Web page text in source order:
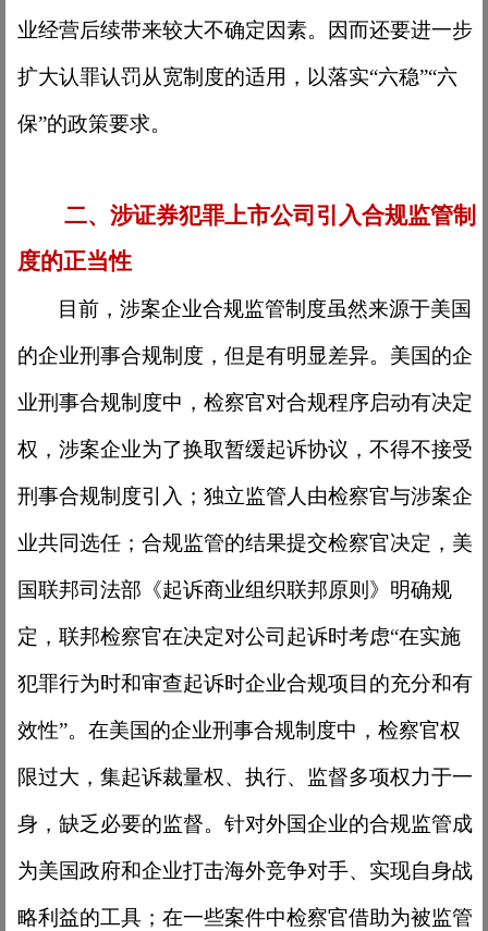
业经营后续带来较大不确定因素。因而还要进一步
扩大认罪认罚从宽制度的适用，以落实“六稳”“六
保”的政策要求。
二、涉证券犯罪上市公司引入合规监管制
度的正当性
目前，涉案企业合规监管制度虽然来源于美国
的企业刑事合规制度，但是有明显差异。美国的企
业刑事合规制度中，检察官对合规程序启动有决定
权，涉案企业为了换取暂缓起诉协议，不得不接受
刑事合规制度引入；独立监管人由检察官与涉案企
业共同选任；合规监管的结果提交检察官决定，美
国联邦司法部《起诉商业组织联邦原则》明确规
定，联邦检察官在决定对公司起诉时考虑“在实施
犯罪行为时和审查起诉时企业合规项目的充分和有
效性”。在美国的企业刑事合规制度中，检察官权
限过大，集起诉裁量权、执行、监督多项权力于一
身，缺乏必要的监督。针对外国企业的合规监管成
为美国政府和企业打击海外竞争对手、实现自身战
略利益的工具；在一些案件中检察官借助为被监管